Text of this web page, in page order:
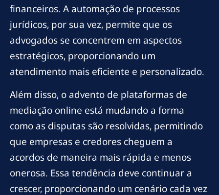
financeiros. A automação de processos
jurídicos, por sua vez, permite que os
advogados se concentrem em aspectos
estratégicos, proporcionando um
atendimento mais eficiente e personalizado.
Além disso, o advento de plataformas de
mediação online está mudando a forma
como as disputas são resolvidas, permitindo
que empresas e credores cheguem a
acordos de maneira mais rápida e menos
onerosa. Essa tendência deve continuar a
crescer, proporcionando um cenário cada vez